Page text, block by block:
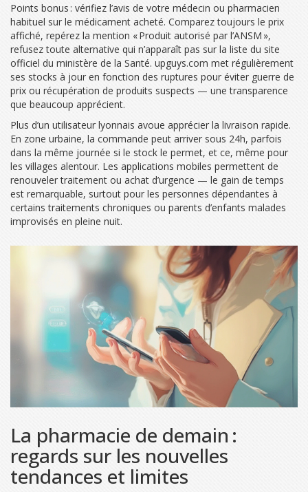
Points bonus : vérifiez l’avis de votre médecin ou pharmacien
habituel sur le médicament acheté. Comparez toujours le prix
affiché, repérez la mention « Produit autorisé par l’ANSM »,
refusez toute alternative qui n’apparaît pas sur la liste du site
officiel du ministère de la Santé. upguys.com met régulièrement
ses stocks à jour en fonction des ruptures pour éviter guerre de
prix ou récupération de produits suspects — une transparence
que beaucoup apprécient.
Plus d’un utilisateur lyonnais avoue apprécier la livraison rapide.
En zone urbaine, la commande peut arriver sous 24h, parfois
dans la même journée si le stock le permet, et ce, même pour
les villages alentour. Les applications mobiles permettent de
renouveler traitement ou achat d’urgence — le gain de temps
est remarquable, surtout pour les personnes dépendantes à
certains traitements chroniques ou parents d’enfants malades
improvisés en pleine nuit.
La pharmacie de demain :
regards sur les nouvelles
tendances et limites